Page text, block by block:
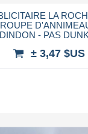
LA
DINDON - PAS
± 3,47 $US